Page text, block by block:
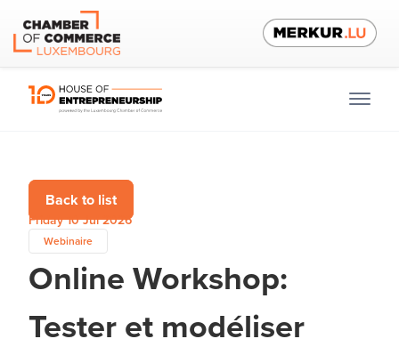
Back to list
Friday 10 Jul 2026
Webinaire
Online Workshop:
Tester et modéliser